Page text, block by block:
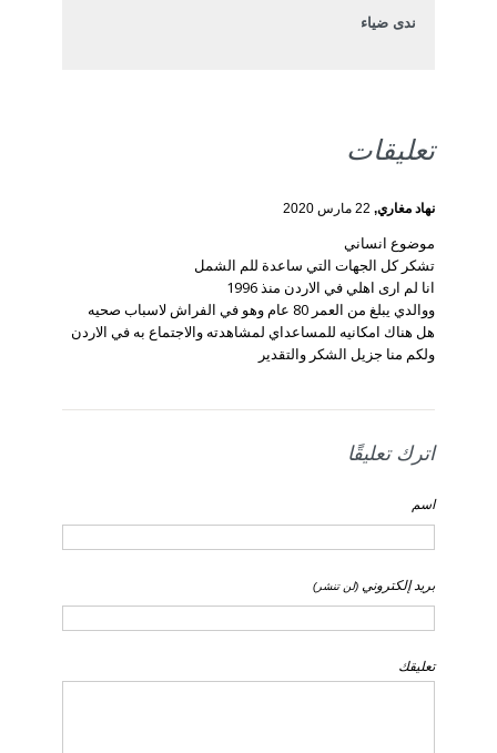
ندى ضياء
تعليقات
نهاد مغاري, 22 مارس 2020
موضوع انساني
تشكر كل الجهات التي ساعدة للم الشمل
انا لم ارى اهلي في الاردن منذ 1996
ووالدي يبلغ من العمر 80 عام وهو في الفراش لاسباب صحيه
هل هناك امكانيه للمساعداي لمشاهدته والاجتماع به في الاردن
ولكم منا جزيل الشكر والتقدير
اترك تعليقًا
اسم
بريد إلكتروني (لن تنشر)
تعليقك